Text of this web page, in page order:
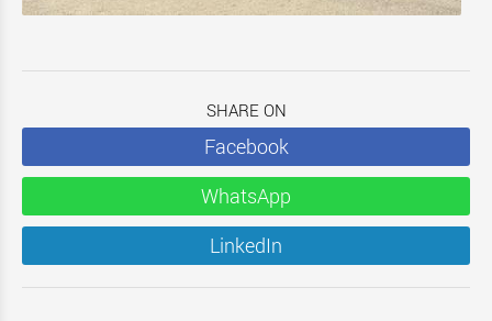
SHARE ON
Facebook
WhatsApp
LinkedIn